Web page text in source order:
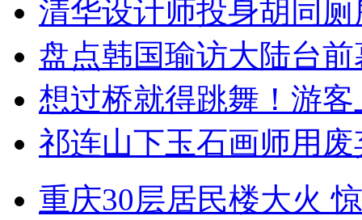
清华设计师投身胡同
盘点韩国瑜访大陆台
想过桥就得跳舞！游客
祁连山下玉石画师用
重庆30层居民楼大火